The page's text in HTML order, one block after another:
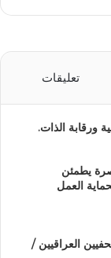
تعليقات
ورقابة الذات.
يطمئن
العمل
العراقيين /